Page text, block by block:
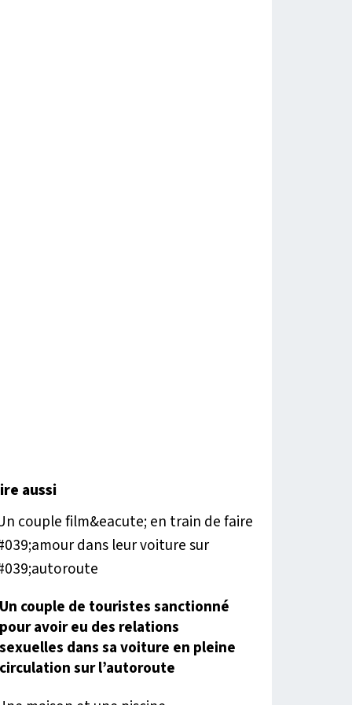
aussi
Un couple de touristes sanctionné
pour avoir eu des relations
sexuelles dans sa voiture en pleine
circulation sur l’autoroute